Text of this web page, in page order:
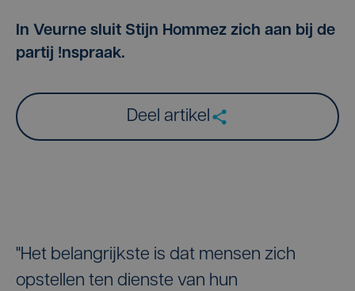
In Veurne sluit Stijn Hommez zich aan bij de
partij !nspraak.
Deel artikel
"Het belangrijkste is dat mensen zich
opstellen ten dienste van hun